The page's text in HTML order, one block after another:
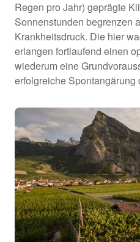
Regen pro Jahr) geprägte
Sonnenstunden begrenzen
Krankheitsdruck. Die hier
erlangen fortlaufend einen
wiederum eine
erfolgreiche Spontangärung